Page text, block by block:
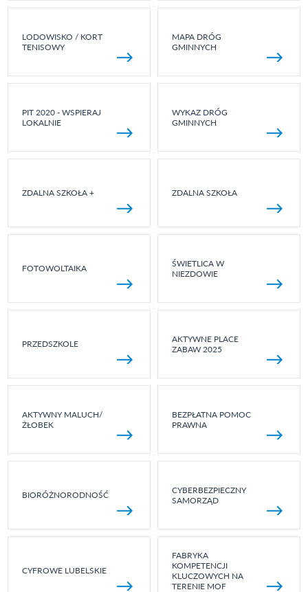
LODOWISKO / KORT
TENISOWY
MAPA DRÓG
GMINNYCH
PIT 2020 - WSPIERAJ
LOKALNIE
WYKAZ DRÓG
GMINNYCH
ZDALNA SZKOŁA + ZDALNA SZKOŁA
FOTOWOLTAIKA
ŚWIETLICA W
NIEZDOWIE
PRZEDSZKOLE
AKTYWNE PLACE
ZABAW 2025
AKTYWNY MALUCH/
ŻŁOBEK
BEZPŁATNA POMOC
PRAWNA
BIORÓŻNORODNOŚĆ
CYBERBEZPIECZNY
SAMORZĄD
CYFROWE LUBELSKIE
FABRYKA
KOMPETENCJI
KLUCZOWYCH NA
TERENIE MOF